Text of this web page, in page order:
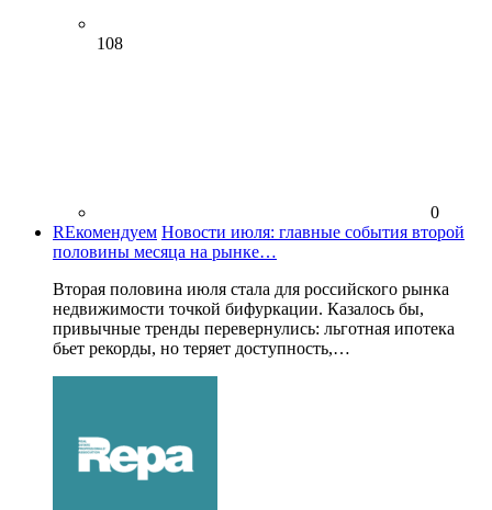
108
0
REкомендуем Новости июля: главные события второй
половины месяца на рынке…
Вторая половина июля стала для российского рынка
недвижимости точкой бифуркации. Казалось бы,
привычные тренды перевернулись: льготная ипотека
бьет рекорды, но теряет доступность,…